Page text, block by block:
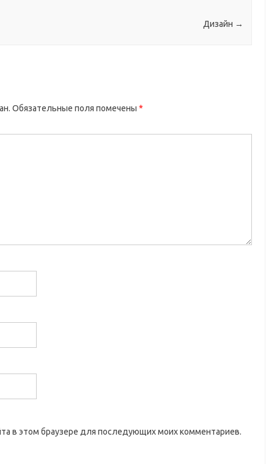
Дизайн →
Обязательные поля помечены *
в этом браузере для последующих моих комментариев.